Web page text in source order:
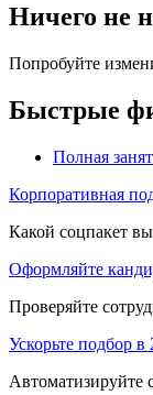
Ничего не
Попробуйте
Быстрые
Полная
Корпоративная
Какой соцпакет
Оформляйте
Проверяйте
Ускорьте подбор в
Автоматизируйте